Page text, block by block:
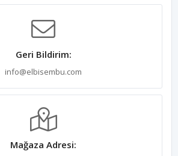
Geri Bildirim:
info@elbisembu.com
Mağaza Adresi: